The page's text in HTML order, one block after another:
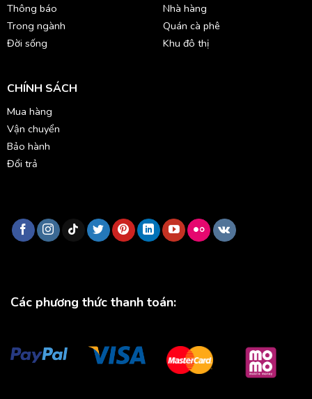
Thông báo
Trong ngành
Đời sống
Nhà hàng
Quán cà phê
Khu đô thị
CHÍNH SÁCH
Mua hàng
Vận chuyển
Bảo hành
Đổi trả
Các phương thức thanh toán: